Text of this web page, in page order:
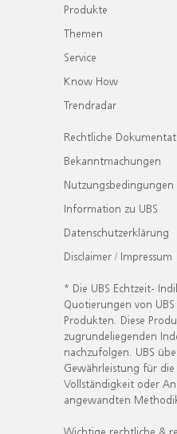
Produkte
Themen
Service
Know How
Trendradar
Rechtliche
Bekanntmachungen
Nutzungsbedingungen
Information zu UBS
Datenschutzerklärung
Disclaimer / Impressum
* Die UBS Echtzeit-
Quotierungen von
Produkten. Diese
zugrundeliegenden
nachzufolgen. UBS
Gewährleistung für
Vollständigkeit oder
angewandten